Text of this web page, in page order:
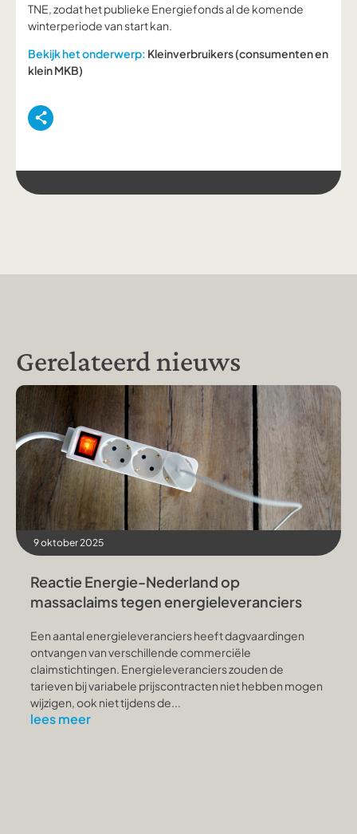
TNE, zodat het publieke Energiefonds al de komende
winterperiode van start kan.
Bekijk het onderwerp: Kleinverbruikers (consumenten en
klein MKB)
Gerelateerd nieuws
9 oktober 2025
Reactie Energie-Nederland op
massaclaims tegen energieleveranciers
Een aantal energieleveranciers heeft dagvaardingen
ontvangen van verschillende commerciële
claimstichtingen. Energieleveranciers zouden de
tarieven bij variabele prijscontracten niet hebben mogen
wijzigen, ook niet tijdens de...
lees meer